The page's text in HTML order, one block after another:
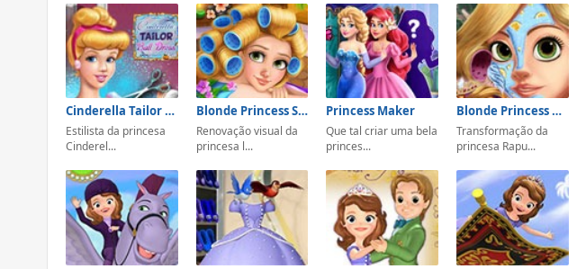
Cinderella Tailor Ball Dress
Estilista da princesa
Cinderel...
Blonde Princess Spa Day
Renovação visual da
princesa l...
Princess Maker
Que tal criar uma bela
princes...
Blonde Princess Real Makeover
Transformação da
princesa Rapu...